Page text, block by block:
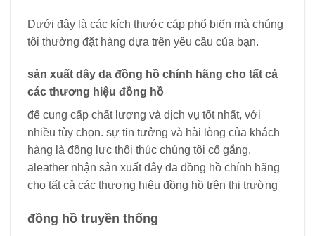
Dưới đây là các kích thước cáp phổ biến mà chúng
tôi thường đặt hàng dựa trên yêu cầu của bạn.
sản xuất dây da đồng hồ chính hãng cho tất cả
các thương hiệu đồng hồ
để cung cấp chất lượng và dịch vụ tốt nhất, với
nhiều tùy chọn. sự tin tưởng và hài lòng của khách
hàng là động lực thôi thúc chúng tôi cố gắng.
aleather nhận sản xuất dây da đồng hồ chính hãng
cho tất cả các thương hiệu đồng hồ trên thị trường
đồng hồ truyền thống